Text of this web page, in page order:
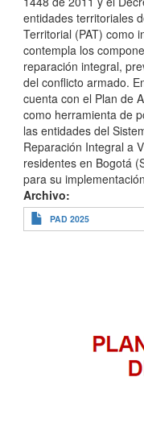
entidades territoriales
Territorial (PAT) como
contempla los
reparación integral,
del conflicto armado.
cuenta con el Plan de
como herramienta de
las entidades del
Reparación Integral a
residentes en Bogotá
para su
Archivo
PAD 2025